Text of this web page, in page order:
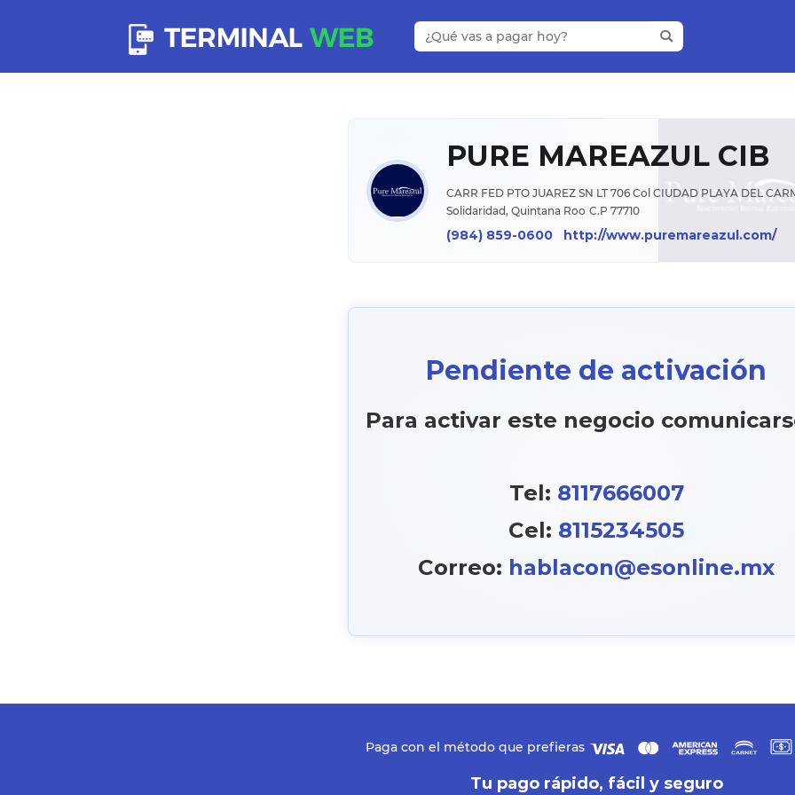
PURE MAREAZUL CIB
CARR FED PTO JUAREZ SN LT 706 Col CIUDAD PLAYA DEL
Solidaridad, Quintana Roo C.P 77710
(984) 859-0600 http://www.puremareazul.com/
Pendiente de activación
Para activar este negocio
Tel: 8117666007
Cel: 8115234505
Correo: hablacon@esonline.mx
Paga con el método que prefieras
Tu pago rápido, fácil y seguro